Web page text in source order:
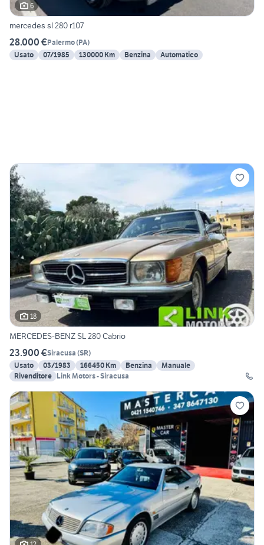
6
mercedes sl 280 r107
28.000 €Palermo(PA)
Usato
07/1985 130000 Km Benzina Automatico
18
MERCEDES-BENZ SL 280 Cabrio
23.900 €Siracusa (SR)
Usato
03/1983 166450 Km Benzina
Manuale
Rivenditore Link Motors - Siracusa